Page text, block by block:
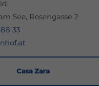
See, Rosengasse 2
33
Casa Zara